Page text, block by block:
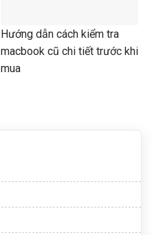
Hướng dẫn cách kiểm tra
macbook cũ chi tiết trước khi
mua